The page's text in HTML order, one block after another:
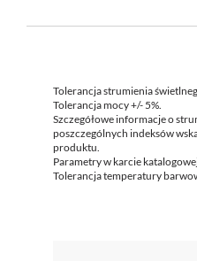
Tolerancja strumienia
Tolerancja mocy +/- 5%.
Szczegółowe informacje o
poszczególnych indeksów
produktu.
Parametry w karcie
Tolerancja temperatury